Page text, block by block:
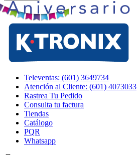
Televentas: (601) 3649734
Atención al Cliente: (601) 4073033
Rastrea Tu Pedido
Consulta tu factura
Tiendas
Catálogo
PQR
Whatsapp